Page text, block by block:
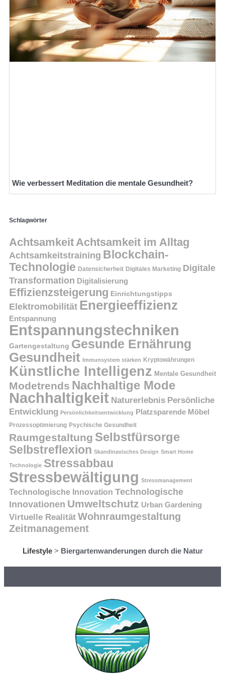
Wie verbessert Meditation die mentale Gesundheit?
Schlagwörter
AchtsamkeitAchtsamkeit im Alltag
Achtsamkeitstraining Blockchain-
Technologie Datensicherheit Digitales Marketing Digitale
Transformation Digitalisierung
Effizienzsteigerung Einrichtungstipps
Elektromobilität Energieeffizienz
Entspannung
Entspannungstechniken
Gartengestaltung Gesunde Ernährung
Gesundheit Immunsystem stärken Kryptowährungen
Künstliche Intelligenz Mentale Gesundheit
Modetrends Nachhaltige Mode
Nachhaltigkeit Naturerlebnis Persönliche
Entwicklung Persönlichkeitsentwicklung Platzsparende Möbel
Prozessoptimierung Psychische Gesundheit
Raumgestaltung Selbstfürsorge
Selbstreflexion Skandinavisches Design Smart Home
Technologie Stressabbau
Stressbewältigung Stressmanagement
Technologische Innovation Technologische
Innovationen Umweltschutz Urban Gardening
Virtuelle Realität Wohnraumgestaltung
Zeitmanagement
Lifestyle> Biergartenwanderungen durch die Natur